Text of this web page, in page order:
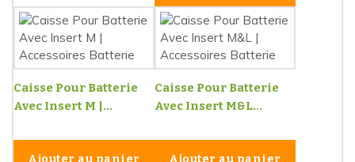
Caisse Pour Batterie
Avec Insert M |...
Ajouter au panier
Caisse Pour Batterie
Avec Insert M&L...
Ajouter au panier